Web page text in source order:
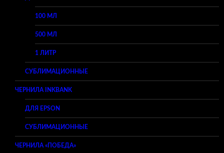
100 МЛ
500 МЛ
1 ЛИТР
СУБЛИМАЦИОННЫЕ
ЧЕРНИЛА INKBANK
ДЛЯ EPSON
СУБЛИМАЦИОННЫЕ
ЧЕРНИЛА «ПОБЕДА»